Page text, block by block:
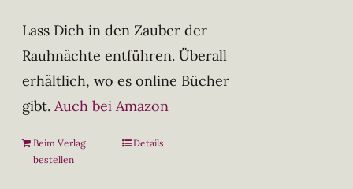
Lass Dich in den Zauber der
Rauhnächte entführen. Überall
erhältlich, wo es online Bücher
gibt.Auch bei Amazon
Beim Verlag
bestellen
Details